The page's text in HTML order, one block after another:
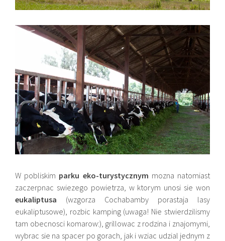
W pobliskim parku eko-turystycznym mozna natomiast
zaczerpnac swiezego powietrza, w ktorym unosi sie won
eukaliptusa (wzgorza Cochabamby porastaja lasy
eukaliptusowe), rozbic kamping (uwaga! Nie stwierdzilismy
tam obecnosci komarow:), grillowac z rodzina i znajomymi,
wybrac sie na spacer po gorach, jak i wziac udzial jednym z